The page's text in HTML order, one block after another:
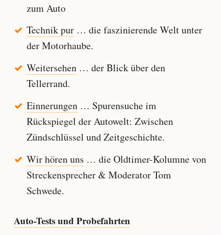
zum Auto
Technik pur… die faszinierende Welt unter
der Motorhaube.
Weitersehen… der Blick über den
Tellerrand.
Einnerungen… Spurensuche im
Rückspiegel der Autowelt: Zwischen
Zündschlüssel und Zeitgeschichte.
Wir hören uns … die Oldtimer-Kolumne von
Streckensprecher & Moderator Tom
Schwede.
Auto-Tests und Probefahrten